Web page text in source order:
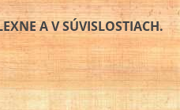
A V SÚVISLOSTIACH.